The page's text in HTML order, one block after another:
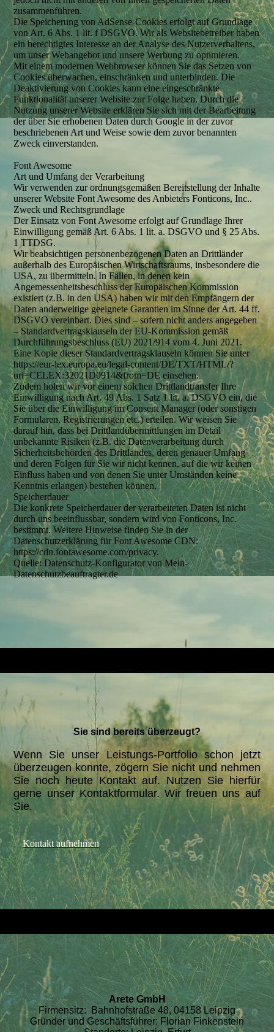
zusammenführen.
Die Speicherung von AdSense-Cookies erfolgt auf Grundlage
von Art. 6 Abs. 1 lit. f DSGVO. Wir als Websitebetreiber haben
ein berechtigtes Interesse an der Analyse des Nutzerverhaltens,
um unser Webangebot und unsere Werbung zu optimieren.
Mit einem modernen Webbrowser können Sie das Setzen von
Cookies überwachen, einschränken und unterbinden. Die
Deaktivierung von Cookies kann eine eingeschränkte
Funktionalität unserer Website zur Folge haben. Durch die
Nutzung unserer Website erklären Sie sich mit der Bearbeitung
der über Sie erhobenen Daten durch Google in der zuvor
beschriebenen Art und Weise sowie dem zuvor benannten
Zweck einverstanden.
Font Awesome
Art und Umfang der Verarbeitung
Wir verwenden zur ordnungsgemäßen Bereitstellung der Inhalte
unserer Website Font Awesome des Anbieters Fonticons, Inc..
Zweck und Rechtsgrundlage
Der Einsatz von Font Awesome erfolgt auf Grundlage Ihrer
Einwilligung gemäß Art. 6 Abs. 1 lit. a. DSGVO und § 25 Abs.
1 TTDSG.
Wir beabsichtigen personenbezogenen Daten an Drittländer
außerhalb des Europäischen Wirtschaftsraums, insbesondere die
USA, zu übermitteln. In Fällen, in denen kein
Angemessenheitsbeschluss der Europäischen Kommission
existiert (z.B. in den USA) haben wir mit den Empfängern der
Daten anderweitige geeignete Garantien im Sinne der Art. 44 ff.
DSGVO vereinbart. Dies sind – sofern nicht anders angegeben
– Standardvertragsklauseln der EU-Kommission gemäß
Durchführungsbeschluss (EU) 2021/914 vom 4. Juni 2021.
Eine Kopie dieser Standardvertragsklauseln können Sie unter
https://eur-lex.europa.eu/legal-content/DE/TXT/HTML/?
uri=CELEX:32021D0914&from=DE einsehen.
Zudem holen wir vor einem solchen Drittlandtransfer Ihre
Einwilligung nach Art. 49 Abs. 1 Satz 1 lit. a. DSGVO ein, die
Sie über die Einwilligung im Consent Manager (oder sonstigen
Formularen, Registrierungen etc.) erteilen. Wir weisen Sie
darauf hin, dass bei Drittlandübermittlungen im Detail
unbekannte Risiken (z.B. die Datenverarbeitung durch
Sicherheitsbehörden des Drittlandes, deren genauer Umfang
und deren Folgen für Sie wir nicht kennen, auf die wir keinen
Einfluss haben und von denen Sie unter Umständen keine
Kenntnis erlangen) bestehen können.
Speicherdauer
Die konkrete Speicherdauer der verarbeiteten Daten ist nicht
durch uns beeinflussbar, sondern wird von Fonticons, Inc.
bestimmt. Weitere Hinweise finden Sie in der
Datenschutzerklärung für Font Awesome CDN:
https://cdn.fontawesome.com/privacy.
Quelle: Datenschutz-Konfigurator von Mein-
Datenschutzbeauftragter.de
Sie sind bereits überzeugt?
Wenn Sie unser Leistungs-Portfolio schon jetzt
überzeugen konnte, zögern Sie nicht und nehmen
Sie noch heute Kontakt auf. Nutzen Sie hierfür
gerne unser Kontaktformular. Wir freuen uns auf
Sie.
Kontakt aufnehmen
Arete GmbH
Firmensitz: Bahnhofstraße 48, 04158 Leipzig
Gründer und Geschäftsführer: Florian Finkenstein